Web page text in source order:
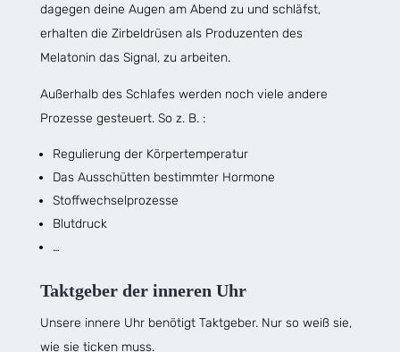
dagegen deine Augen am Abend zu und schläfst,
erhalten die Zirbeldrüsen als Produzenten des
Melatonin das Signal, zu arbeiten.
Außerhalb des Schlafes werden noch viele andere
Prozesse gesteuert. So z. B. :
Regulierung der Körpertemperatur
Das Ausschütten bestimmter Hormone
Stoffwechselprozesse
Blutdruck
…
Taktgeber der inneren Uhr
Unsere innere Uhr benötigt Taktgeber. Nur so weiß sie,
wie sie ticken muss.